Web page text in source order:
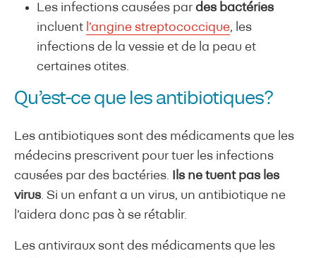
Les infections causées par des bactéries
incluent l’angine streptococcique, les
infections de la vessie et de la peau et
certaines otites.
Qu’est-ce que les antibiotiques?
Les antibiotiques sont des médicaments que les
médecins prescrivent pour tuer les infections
causées par des bactéries.
Ils ne tuent pas les
virus. Si un enfant a un virus, un antibiotique ne
l’aidera donc pas à se rétablir.
Les antiviraux sont des médicaments que les